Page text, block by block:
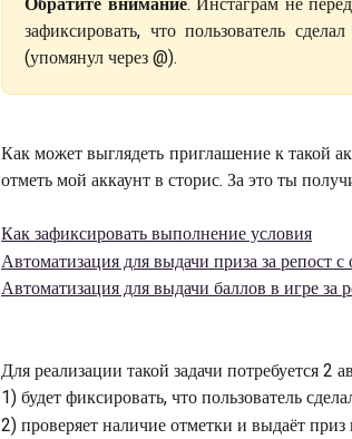
Обратите внимание. Инстаграм не
зафиксировать, что пользователь
(упомянул через @).
Как может выглядеть приглашение к такой
отметь мой аккаунт в сторис. За это ты
Как зафиксировать выполнение условия
Автоматизация для выдачи приза за репост с
Автоматизация для выдачи баллов в игре за
Для реализации такой задачи потребуется 2
1) будет фиксировать, что пользователь
2) проверяет наличие отметки и выдаёт